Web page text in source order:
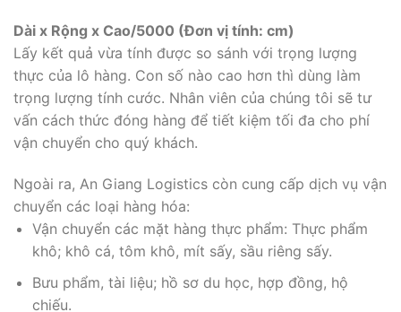
Dài x Rộng x Cao/5000 (Đơn vị tính: cm)
Lấy kết quả vừa tính được so sánh với trọng lượng
thực của lô hàng. Con số nào cao hơn thì dùng làm
trọng lượng tính cước. Nhân viên của chúng tôi sẽ tư
vấn cách thức đóng hàng để tiết kiệm tối đa cho phí
vận chuyển cho quý khách.
Ngoài ra, An Giang Logistics còn cung cấp dịch vụ vận
chuyển các loại hàng hóa:
Vận chuyển các mặt hàng thực phẩm: Thực phẩm
khô; khô cá, tôm khô, mít sấy, sầu riêng sấy.
Bưu phẩm, tài liệu; hồ sơ du học, hợp đồng, hộ
chiếu.